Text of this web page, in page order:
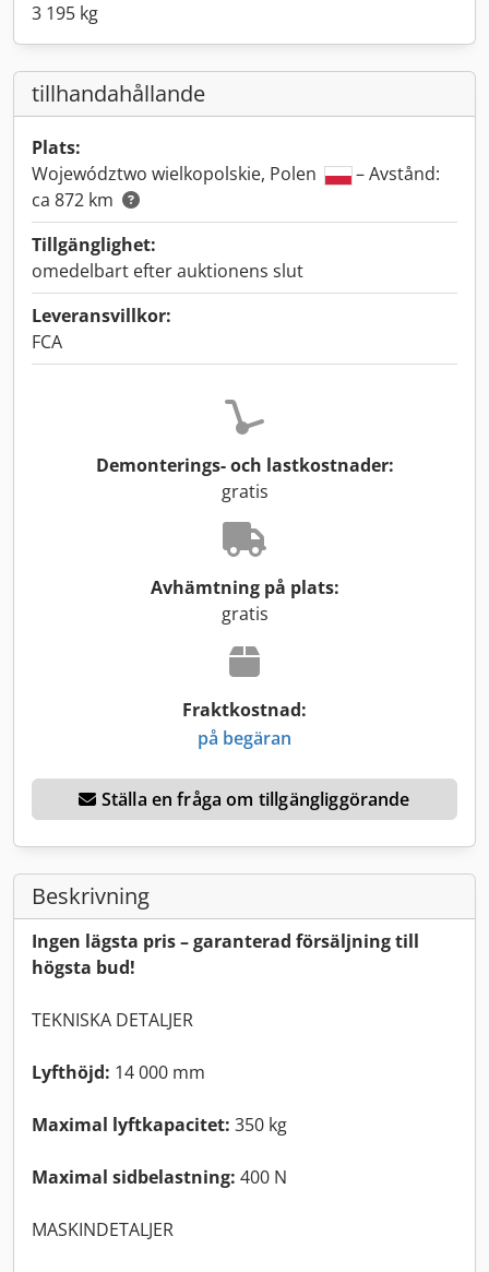
3 195 kg
tillhandahållande
Plats:
Województwo wielkopolskie, Polen
– Avstånd:
ca 872 km
Tillgänglighet:
omedelbart efter auktionens slut
Leveransvillkor:
FCA
Demonterings- och lastkostnader:
gratis
Avhämtning på plats:
gratis
Fraktkostnad:
på begäran
Ställa en fråga om tillgängliggörande
Beskrivning
Ingen lägsta pris – garanterad försäljning till
högsta bud!
TEKNISKA DETALJER
Lyfthöjd: 14 000 mm
Maximal lyftkapacitet: 350 kg
Maximal sidbelastning: 400 N
MASKINDETALJER